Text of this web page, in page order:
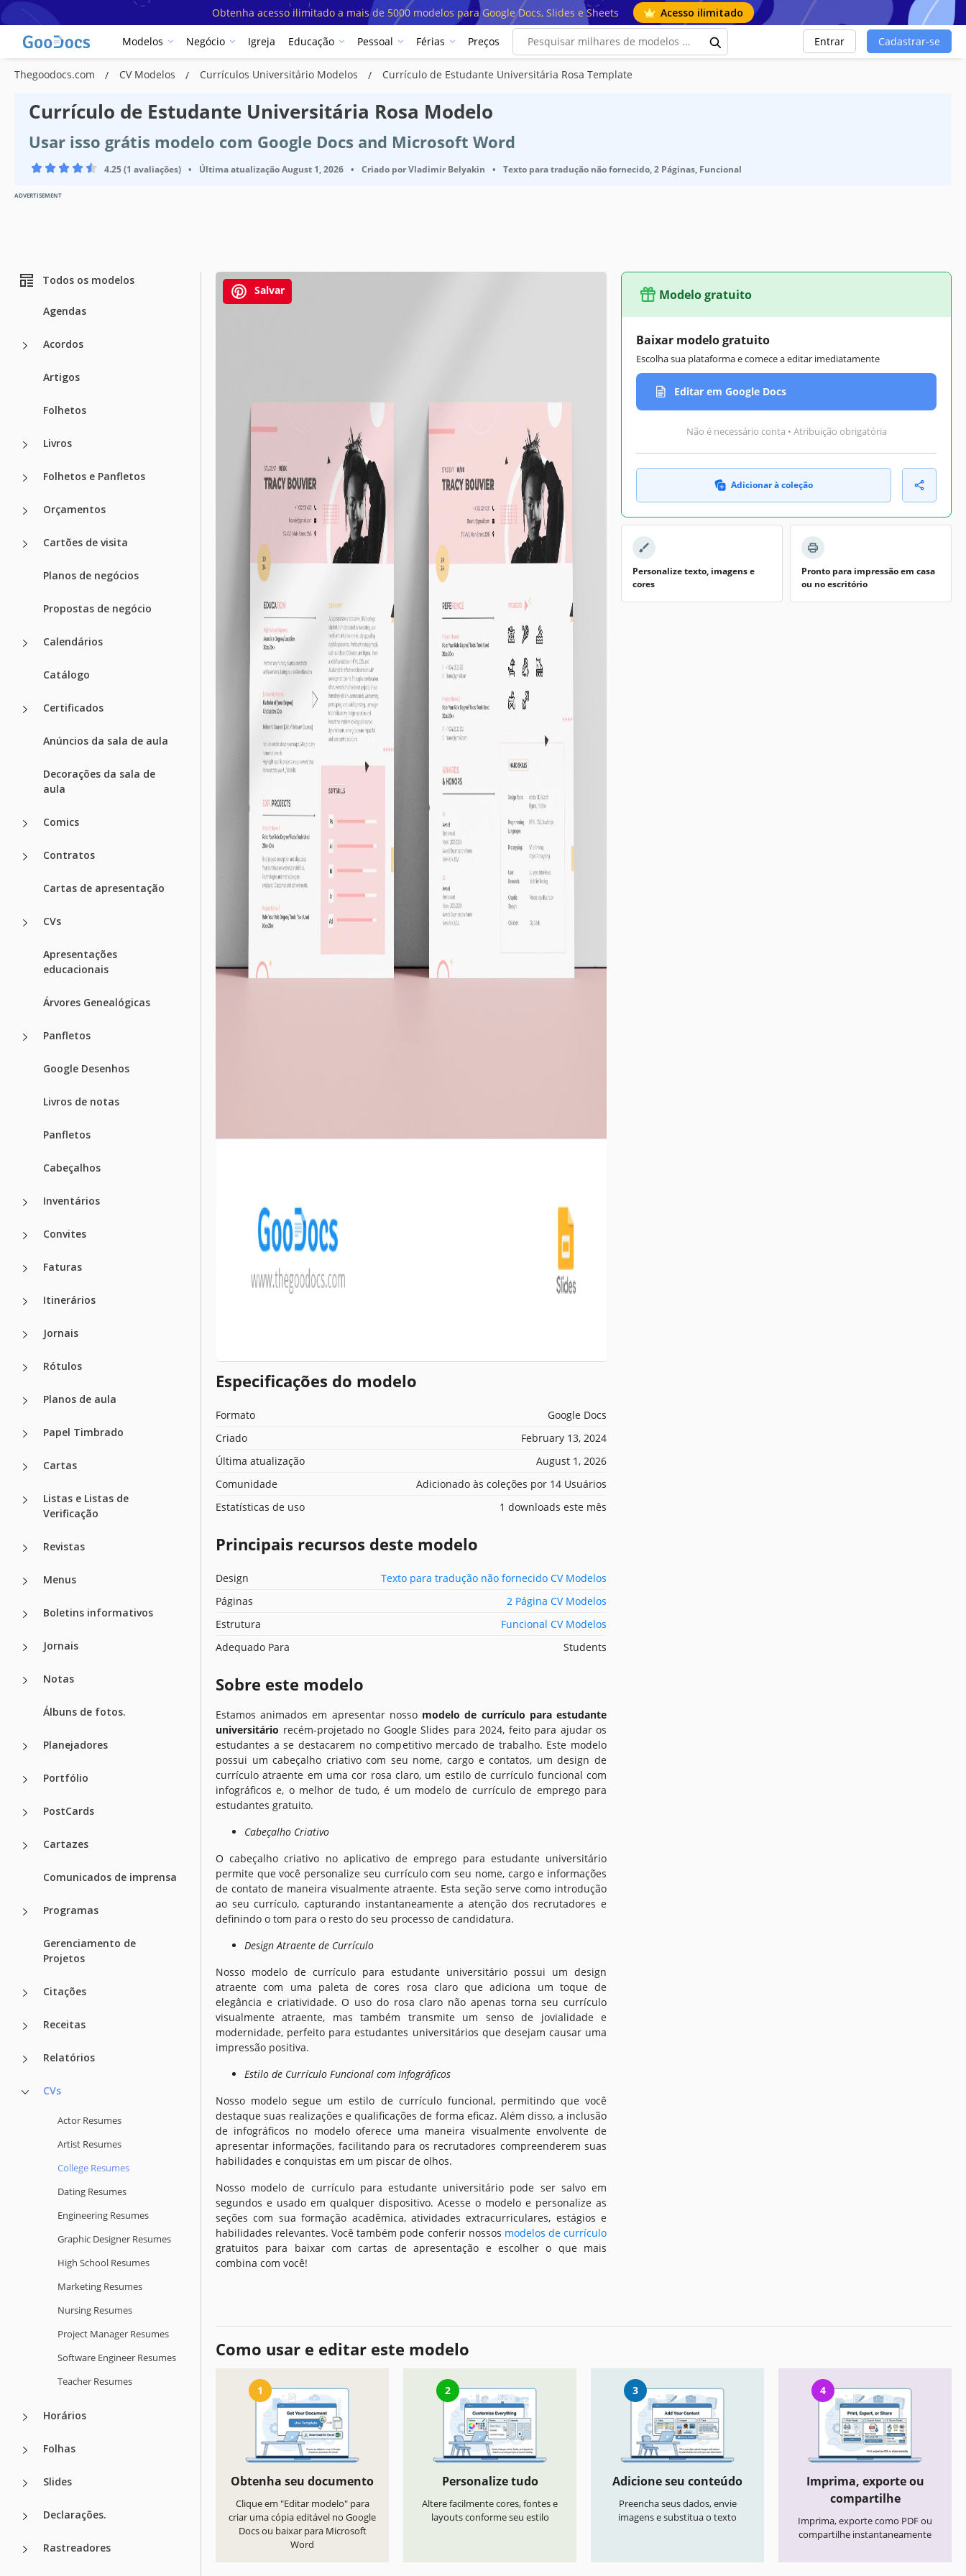
Obtenha acesso ilimitado a mais de 5000 modelos para Google Docs, Slides e Sheets Acesso ilimitado
Modelos Negócio Igreja Educação Pessoal Férias Preços Entrar Cadastrar-se
Thegoodocs.com CV Modelos Currículos Universitário Modelos Currículo de Estudante Universitária Rosa Template
Currículo de Estudante Universitária Rosa Modelo
Usar isso grátis modelo com Google Docs and Microsoft Word
4.25 (1 avaliações) • Última atualizaçãoAugust 1, 2026 • Criado porVladimir Belyakin • Texto para tradução não fornecido, 2 Páginas, Funcional
ADVERTISEMENT
Todos os modelos
Agendas
Acordos
Artigos
Folhetos
Livros
Folhetos e Panfletos
Orçamentos
Cartões de visita
Planos de negócios
Propostas de negócio
Calendários
Catálogo
Certificados
Anúncios da sala de aula
Decorações da sala de
aula
Comics
Contratos
Cartas de apresentação
CVs
Apresentações
educacionais
Árvores Genealógicas
Panfletos
Google Desenhos
Livros de notas
Panfletos
Cabeçalhos
Inventários
Convites
Faturas
Itinerários
Jornais
Rótulos
Planos de aula
Papel Timbrado
Cartas
Listas e Listas de
Verificação
Revistas
Menus
Boletins informativos
Jornais
Notas
Álbuns de fotos.
Planejadores
Portfólio
PostCards
Cartazes
Comunicados de imprensa
Programas
Gerenciamento de
Projetos
Citações
Receitas
Relatórios
CVs
Actor Resumes
Artist Resumes
College Resumes
Dating Resumes
Engineering Resumes
Graphic Designer Resumes
High School Resumes
Marketing Resumes
Nursing Resumes
Project Manager Resumes
Software Engineer Resumes
Teacher Resumes
Horários
Folhas
Slides
Declarações.
Rastreadores
Salvar
Especificações do modelo
Formato
Google Docs
Criado
February 13, 2024
Última atualização
August 1, 2026
Comunidade
Adicionado às coleções por 14 Usuários
Estatísticas de uso
1 downloads este mês
Principais recursos deste modelo
Design
Texto para tradução não fornecido CV Modelos
Páginas
2 Página CV Modelos
Estrutura
Funcional CV Modelos
Adequado Para
Students
Sobre este modelo
Estamos animados em apresentar nosso modelo de currículo para estudante
universitário recém-projetado no Google Slides para 2024, feito para ajudar os
estudantes a se destacarem no competitivo mercado de trabalho. Este modelo
possui um cabeçalho criativo com seu nome, cargo e contatos, um design de
currículo atraente em uma cor rosa claro, um estilo de currículo funcional com
infográficos e, o melhor de tudo, é um modelo de currículo de emprego para
estudantes gratuito.
Cabeçalho Criativo
O cabeçalho criativo no aplicativo de emprego para estudante universitário
permite que você personalize seu currículo com seu nome, cargo e informações
de contato de maneira visualmente atraente. Esta seção serve como introdução
ao seu currículo, capturando instantaneamente a atenção dos recrutadores e
definindo o tom para o resto do seu processo de candidatura.
Design Atraente de Currículo
Nosso modelo de currículo para estudante universitário possui um design
atraente com uma paleta de cores rosa claro que adiciona um toque de
elegância e criatividade. O uso do rosa claro não apenas torna seu currículo
visualmente atraente, mas também transmite um senso de jovialidade e
modernidade, perfeito para estudantes universitários que desejam causar uma
impressão positiva.
Estilo de Currículo Funcional com Infográficos
Nosso modelo segue um estilo de currículo funcional, permitindo que você
destaque suas realizações e qualificações de forma eficaz. Além disso, a inclusão
de infográficos no modelo oferece uma maneira visualmente envolvente de
apresentar informações, facilitando para os recrutadores compreenderem suas
habilidades e conquistas em um piscar de olhos.
Nosso modelo de currículo para estudante universitário pode ser salvo em
segundos e usado em qualquer dispositivo. Acesse o modelo e personalize as
seções com sua formação acadêmica, atividades extracurriculares, estágios e
habilidades relevantes. Você também pode conferir nossos modelos de currículo
gratuitos para baixar com cartas de apresentação e escolher o que mais
combina com você!
Modelo gratuito
Baixar modelo gratuito
Escolha sua plataforma e comece a editar imediatamente
Editar em Google Docs
Não é necessário conta • Atribuição obrigatória
Adicionar à coleção
Personalize texto, imagens e
cores
Pronto para impressão em casa
ou no escritório
Como usar e editar este modelo
1
Obtenha seu documento
Clique em "Editar modelo" para
criar uma cópia editável no Google
Docs ou baixar para Microsoft
Word
2
Personalize tudo
Altere facilmente cores, fontes e
layouts conforme seu estilo
3
Adicione seu conteúdo
Preencha seus dados, envie
imagens e substitua o texto
4
Imprima, exporte ou
compartilhe
Imprima, exporte como PDF ou
compartilhe instantaneamente